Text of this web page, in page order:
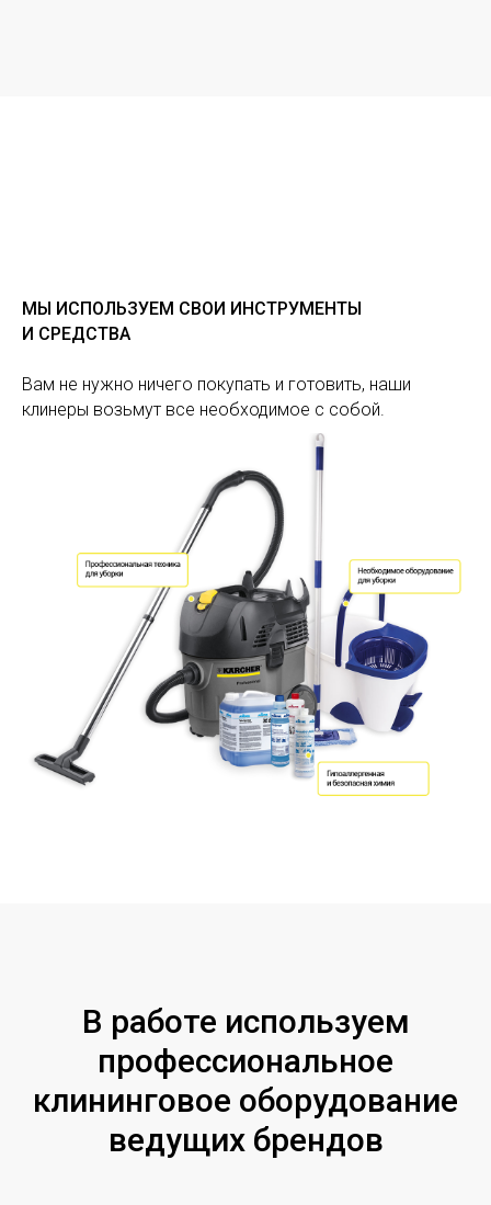
МЫ ИСПОЛЬЗУЕМ СВОИ ИНСТРУМЕНТЫ
И СРЕДСТВА
Вам не нужно ничего покупать и готовить, наши
клинеры возьмут все необходимое с собой.
В работе используем
профессиональное
клининговое оборудование
ведущих брендов